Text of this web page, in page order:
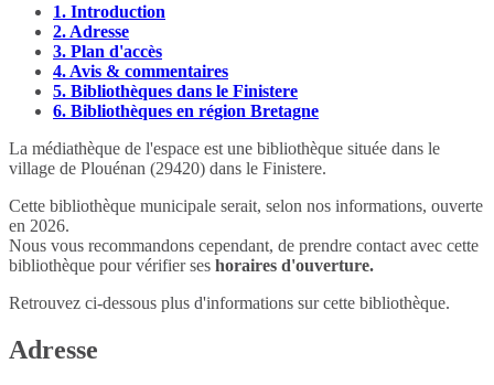
1. Introduction
2. Adresse
3. Plan d'accès
4. Avis & commentaires
5. Bibliothèques dans le Finistere
6. Bibliothèques en région Bretagne
La médiathèque de l'espace est une bibliothèque située dans le
village de Plouénan (29420) dans le Finistere.
Cette bibliothèque municipale serait, selon nos informations, ouverte
en 2026.
Nous vous recommandons cependant, de prendre contact avec cette
bibliothèque pour vérifier ses horaires d'ouverture.
Retrouvez ci-dessous plus d'informations sur cette bibliothèque.
Adresse